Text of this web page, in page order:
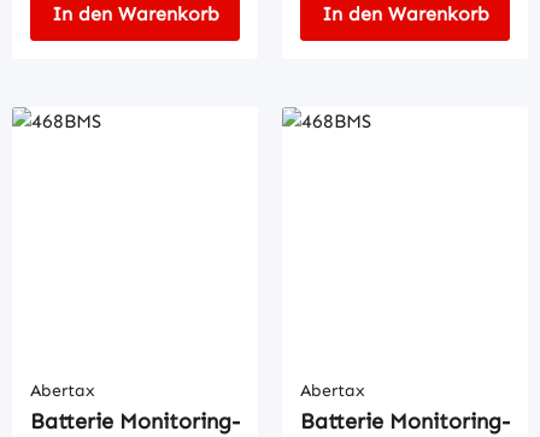
In den Warenkorb In den Warenkorb
Abertax
Batterie Monitoring-
Abertax
Batterie Monitoring-